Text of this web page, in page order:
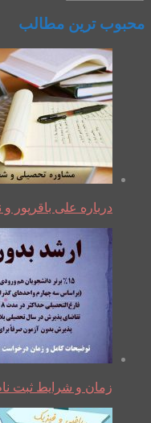
محبوب ترین مطالب
درباره علی باقرپور
زمان و شرایط ثبت